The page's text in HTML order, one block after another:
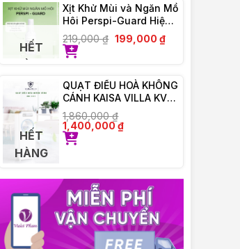
HẾT
Xịt Khử Mùi và Ngăn Mồ
Hôi Perspi-Guard Hiệu
Quả Tối Ưu 30ml
219,000₫ 199,000 ₫
HẾT
HÀNG
QUẠT ĐIỀU HOÀ KHÔNG
CÁNH KAISA VILLA KV-
QKC6622
1,860,000₫
1,400,000₫